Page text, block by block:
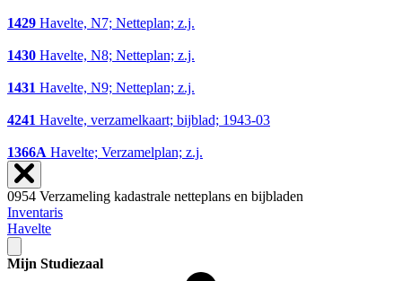
1429 Havelte, N7; Netteplan; z.j.
1430 Havelte, N8; Netteplan; z.j.
1431 Havelte, N9; Netteplan; z.j.
4241 Havelte, verzamelkaart; bijblad; 1943-03
1366A Havelte; Verzamelplan; z.j.
0954 Verzameling kadastrale netteplans en bijbladen
Inventaris
Havelte
Mijn Studiezaal